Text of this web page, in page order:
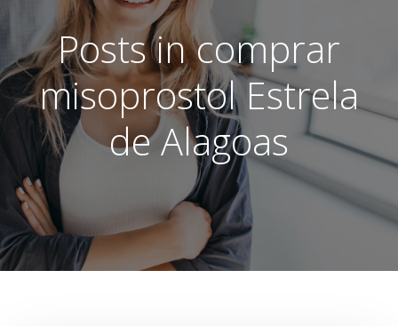
Posts in comprar
misoprostol Estrela
de Alagoas